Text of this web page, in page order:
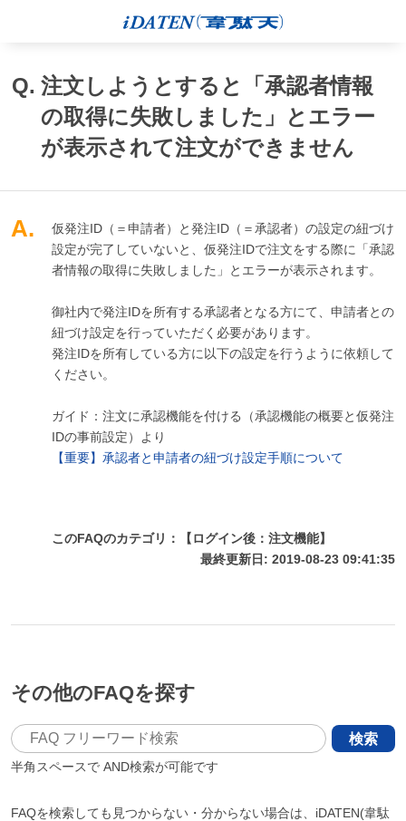
Q. 注文しようとすると「承認者情報
の取得に失敗しました」とエラー
が表示されて注文ができません
A.
仮発注ID（＝申請者）と発注ID（＝承認者）の設定の紐づけ
設定が完了していないと、仮発注IDで注文をする際に「承認
者情報の取得に失敗しました」とエラーが表示されます。
御社内で発注IDを所有する承認者となる方にて、申請者との
紐づけ設定を行っていただく必要があります。
発注IDを所有している方に以下の設定を行うように依頼して
ください。
ガイド：注文に承認機能を付ける（承認機能の概要と仮発注
IDの事前設定）より
【重要】承認者と申請者の紐づけ設定手順について
このFAQのカテゴリ：【ログイン後：注文機能】
最終更新日: 2019-08-23 09:41:35
その他のFAQを探す
検索
半角スペースでAND検索が可能です
FAQを検索しても見つからない・分からない場合は、iDATEN(韋駄